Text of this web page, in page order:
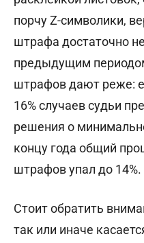
порчу Z-символики,
штрафа достаточно
предыдущим
штрафов дают реже:
16% случаев судьи
решения о
концу года общий
штрафов упал до 14%.
Стоит обратить
так или иначе